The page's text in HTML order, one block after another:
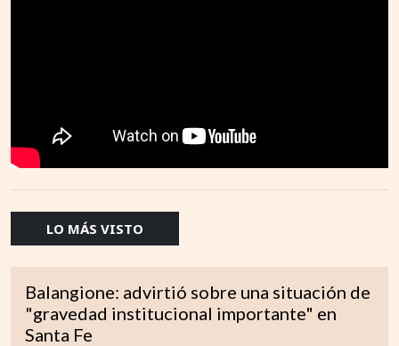
LO MÁS VISTO
Balangione: advirtió sobre una situación de
"gravedad institucional importante" en
Santa Fe